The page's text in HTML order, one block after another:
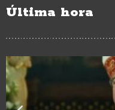
Última hora